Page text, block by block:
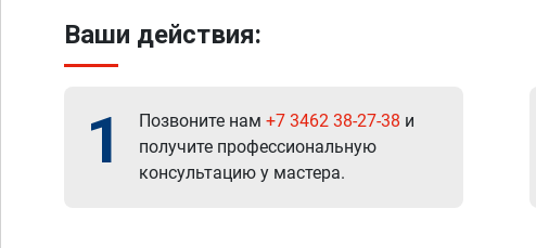
Ваши действия:
1 Позвоните нам +7 3462 38-27-38 и
получите профессиональную
консультацию у мастера.